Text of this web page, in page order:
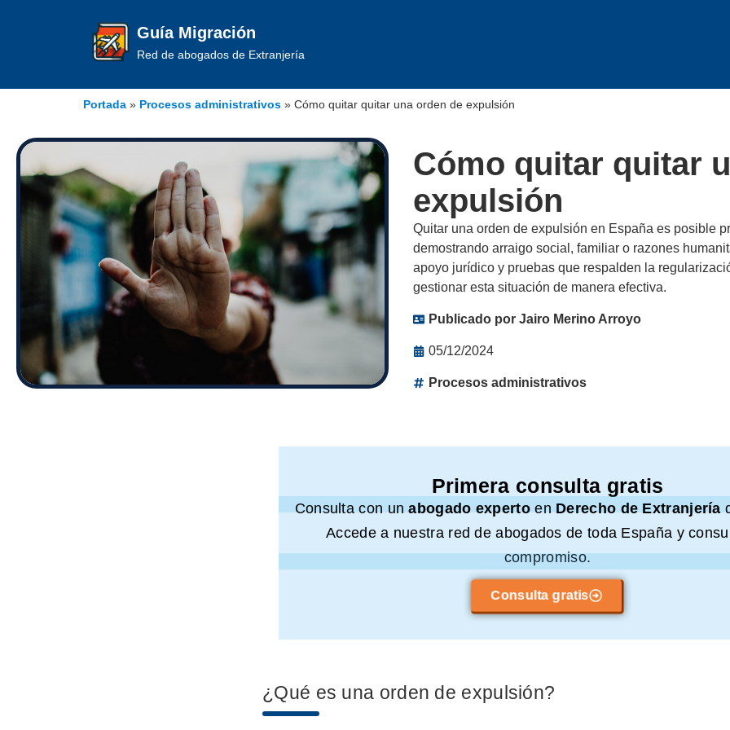
Guía Migración
Red de abogados de Extranjería
Portada » Procesos administrativos » Cómo quitar quitar una orden de expulsión
Cómo quitar quitar
expulsión
Quitar una orden de expulsión en España es posible
demostrando arraigo social, familiar o razones
apoyo jurídico y pruebas que respalden la
gestionar esta situación de manera efectiva.
Publicado por Jairo Merino Arroyo
05/12/2024
Procesos administrativos
Primera consulta gratis
Consulta con unabogado expertoenDerecho de Extranjería
Accede a nuestra red de abogados de toda España y
compromiso.
Consulta gratis
¿Qué es una orden de expulsión?